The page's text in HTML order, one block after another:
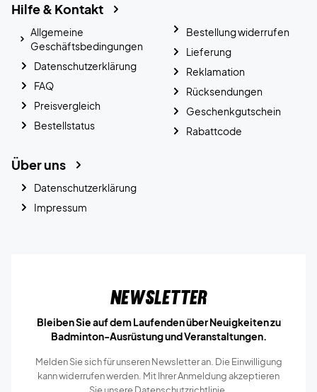
Hilfe & Kontakt
Allgemeine
Geschäftsbedingungen
Datenschutzerklärung
FAQ
Preisvergleich
Bestellstatus
Bestellung widerrufen
Lieferung
Reklamation
Rücksendungen
Geschenkgutschein
Rabattcode
Über uns
Datenschutzerklärung
Impressum
Newsletter
Bleiben Sie auf dem Laufenden über Neuigkeiten zu
Badminton-Ausrüstung und Veranstaltungen.
Melden Sie sich für unseren Newsletter an. Die Einwilligung
kann widerrufen werden. Mit Ihrer Anmeldung akzeptieren